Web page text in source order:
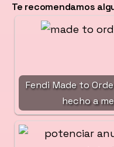
Te recomendamos
Fendi Made to
hecho a